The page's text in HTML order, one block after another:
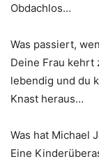
Obdachlos…
Was passiert,
Deine Frau kehrt
lebendig und du
Knast heraus…
Was hat Michael
Eine